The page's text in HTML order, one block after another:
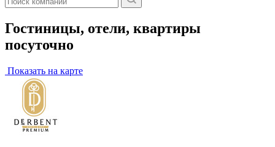
Гостиницы, отели, квартиры
посуточно
Показать на карте